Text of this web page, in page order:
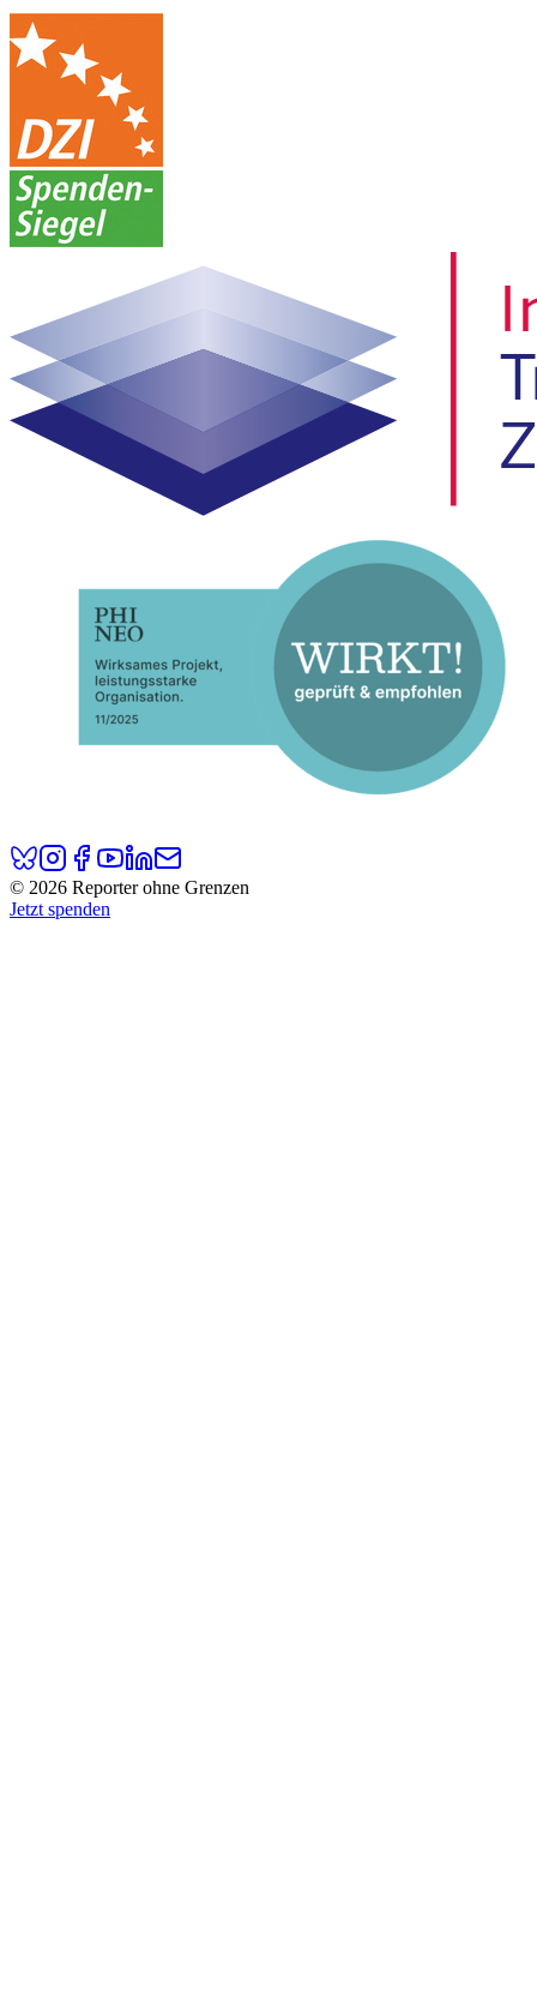
© 2026 Reporter ohne Grenzen
Jetzt spenden